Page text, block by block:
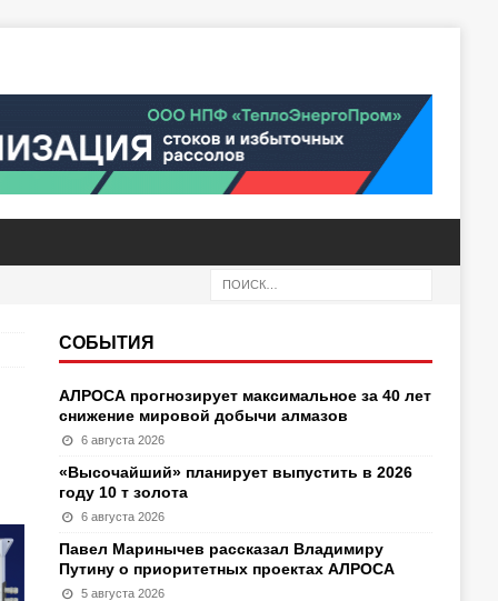
СОБЫТИЯ
АЛРОСА прогнозирует максимальное за 40 лет
снижение мировой добычи алмазов
6 августа 2026
«Высочайший» планирует выпустить в 2026
году 10 т золота
6 августа 2026
Павел Маринычев рассказал Владимиру
Путину о приоритетных проектах АЛРОСА
5 августа 2026